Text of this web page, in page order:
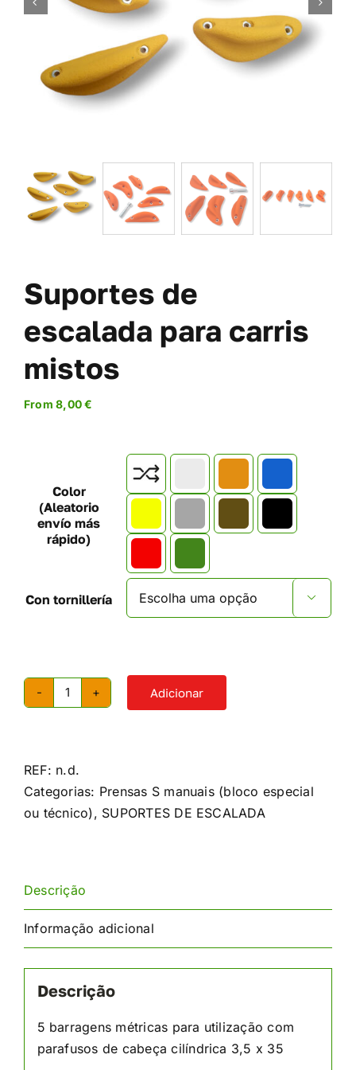
OFERTAS
SOBRE NÓS
MINHA CONTA
CARRITO
Suportes de
escalada para carris
mistos
From 8,00€
Color
(Aleatorio
envío más
rápido)
Con tornillería 
Quantidade
de
escalada
para
Adicionar
REF: n.d.
Categorias: Prensas S manuais (bloco especial
ou técnico), SUPORTES DE ESCALADA
Descrição
Informação adicional
Descrição
5 barragens métricas para utilização com
parafusos de cabeça cilíndrica 3,5 x 35